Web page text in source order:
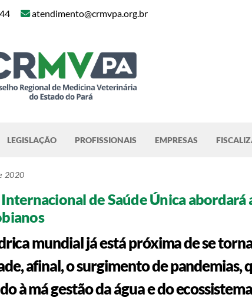
atendimento@crmvpa.org.br
LEGISLAÇÃO PROFISSIONAIS EMPRESAS
2020
de Saúde Única abordará
mundial já está próxima de se
afinal, o surgimento de
à má gestão da água e do